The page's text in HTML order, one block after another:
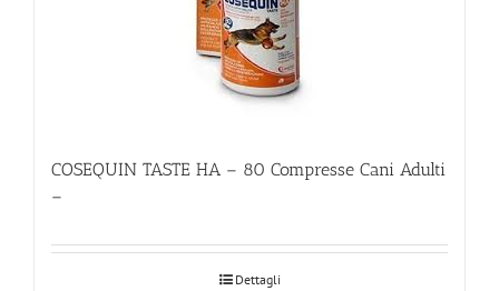
COSEQUIN TASTE HA – 80 Compresse Cani Adulti
–
Dettagli